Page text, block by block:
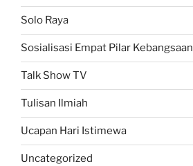
Solo Raya
Sosialisasi Empat Pilar Kebangsaan
Talk Show TV
Tulisan Ilmiah
Ucapan Hari Istimewa
Uncategorized